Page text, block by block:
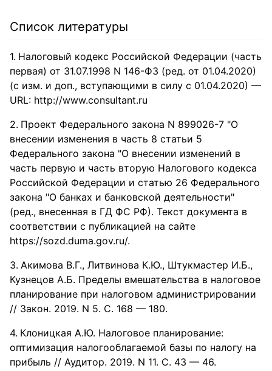
Список литературы
Налоговый кодекс Российской Федерации (часть
первая) от 31.07.1998 N 146-ФЗ (ред. от 01.04.2020)
(с изм. и доп., вступающими в силу с 01.04.2020) —
URL: http://www.consultant.ru
Проект Федерального закона N 899026-7 "О
внесении изменения в часть 8 статьи 5
Федерального закона "О внесении изменений в
часть первую и часть вторую Налогового кодекса
Российской Федерации и статью 26 Федерального
закона "О банках и банковской деятельности"
(ред., внесенная в ГД ФС РФ). Текст документа в
соответствии с публикацией на сайте
https://sozd.duma.gov.ru/.
Акимова В.Г., Литвинова К.Ю., Штукмастер И.Б.,
Кузнецов А.Б. Пределы вмешательства в налоговое
планирование при налоговом администрировании
// Закон. 2019. N 5. С. 168 — 180.
Клоницкая А.Ю. Налоговое планирование:
оптимизация налогооблагаемой базы по налогу на
прибыль // Аудитор. 2019. N 11. С. 43 — 46.